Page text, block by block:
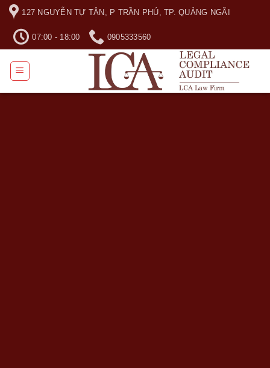
Skip
content
127 NGUYỄN TỰ TÂN, P TRẦN PHÚ, TP. QUẢNG NGÃI
07:00 - 18:00 0905333560